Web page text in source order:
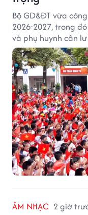
Bộ GD&ĐT vừa
2026-2027, trong
và phụ huynh cần
ÂM NHẠC 2 giờ